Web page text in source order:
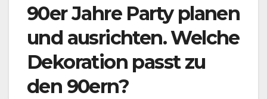
90er Jahre Party planen
und ausrichten. Welche
Dekoration passt zu
den 90ern?